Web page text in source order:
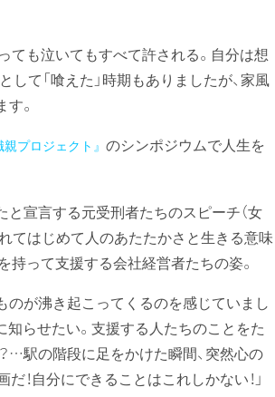
ても泣いてもすべて許される。自分は想
て「喰えた」時期もありましたが、家風
。
親プロジェクト』 のシンポジウムで人生を
宣言する元受刑者たちのスピーチ（女
てはじめて人のあたたかさと生きる意味
って支援する会社経営者たちの姿。
のが沸き起こってくるのを感じていまし
らせたい。支援する人たちのことをた
…駅の階段に足をかけた瞬間、突然心の
！自分にできることはこれしかない！」